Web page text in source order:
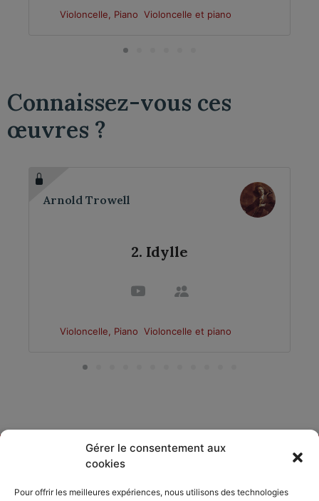
Gérer le consentement aux
cookies
Pour offrir les meilleures expériences, nous utilisons des technologies
Violoncelle, Piano Violoncelle et piano
Connaissez-vous ces
œuvres ?
Arnold Trowell
2. Idylle
Violoncelle, Piano Violoncelle et piano